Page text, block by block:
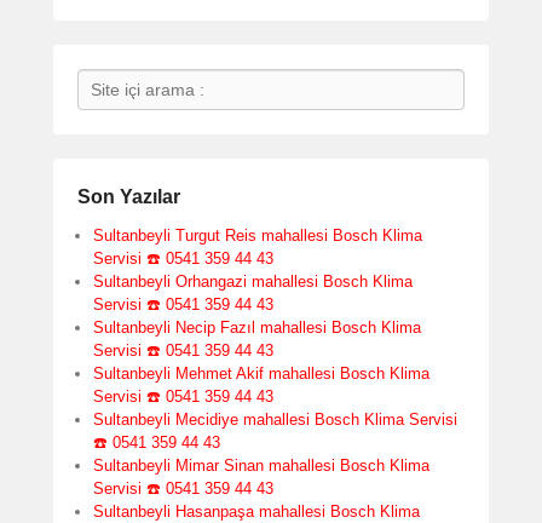
Search
Son Yazılar
Sultanbeyli Turgut Reis mahallesi Bosch Klima
Servisi ☎️ 0541 359 44 43
Sultanbeyli Orhangazi mahallesi Bosch Klima
Servisi ☎️ 0541 359 44 43
Sultanbeyli Necip Fazıl mahallesi Bosch Klima
Servisi ☎️ 0541 359 44 43
Sultanbeyli Mehmet Akif mahallesi Bosch Klima
Servisi ☎️ 0541 359 44 43
Sultanbeyli Mecidiye mahallesi Bosch Klima Servisi
☎️ 0541 359 44 43
Sultanbeyli Mimar Sinan mahallesi Bosch Klima
Servisi ☎️ 0541 359 44 43
Sultanbeyli Hasanpaşa mahallesi Bosch Klima